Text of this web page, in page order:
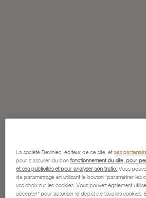
La société Devinlec, éditeur de ce site, etses
pour s'assurer du bonfonctionnement du site, pour
et ses publicités et pour analyser son trafic. Vous
de paramétrage en utilisant le bouton “paramétrer les
vos choix sur les cookies. Vous pouvez également
accepter" pour autoriser le dépôt de tous les cookies.